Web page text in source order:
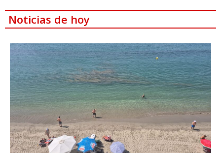
Noticias de hoy